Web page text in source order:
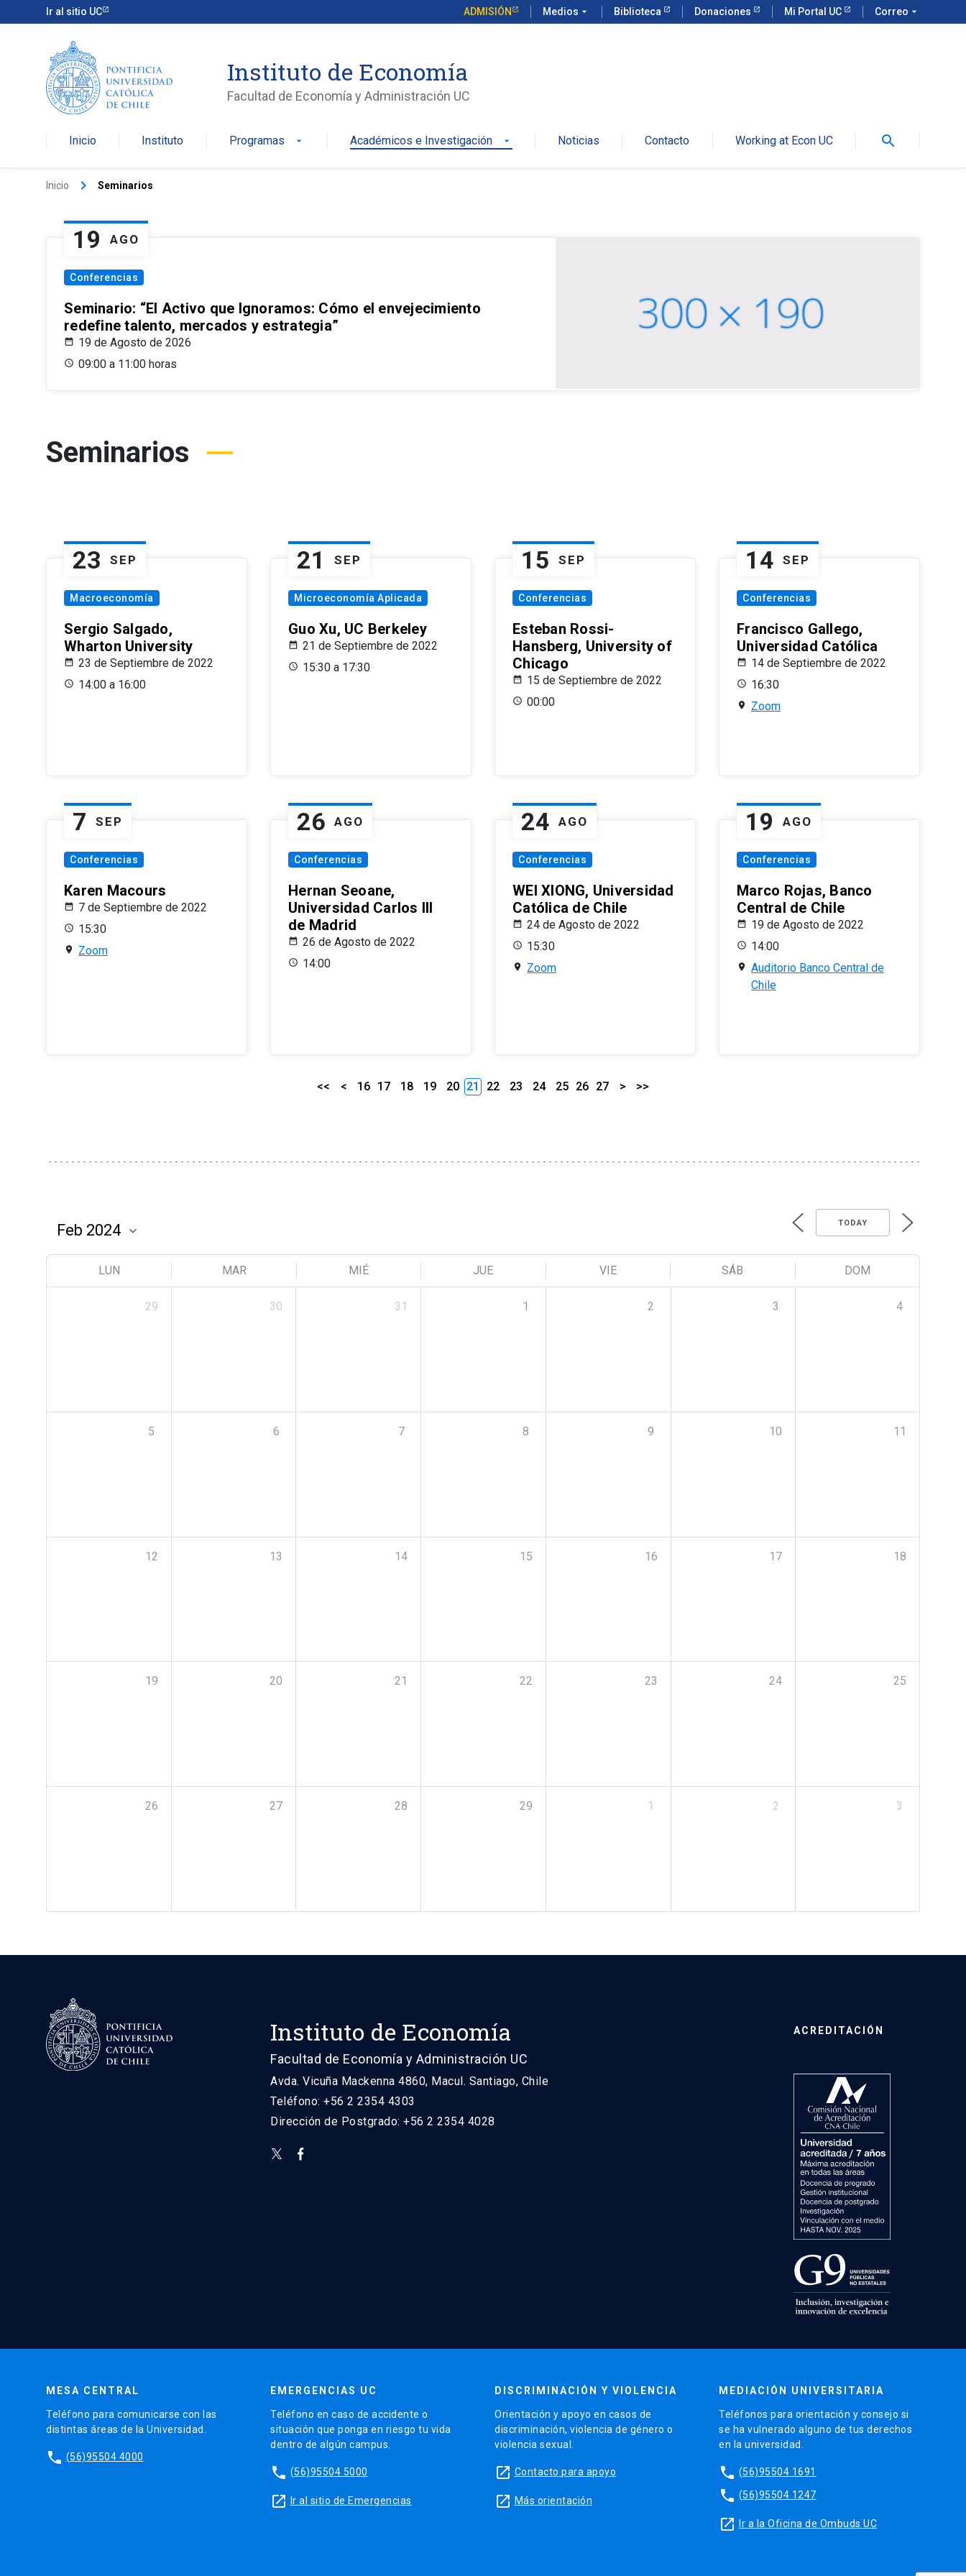
Ir al sitio UC ADMISIÓN Medios arrow_drop_down Biblioteca Donaciones Mi Portal UC Correo arrow_drop_down
Instituto de Economía
Facultad de Economía y Administración UC
Inicio Instituto Programas arrow_drop_down Académicos e Investigación arrow_drop_down Noticias Contacto Working at Econ UC search
Inicio keyboard_arrow_right Seminarios
19 AGO
Conferencias
Seminario: “El Activo que Ignoramos: Cómo el envejecimiento
redefine talento, mercados y estrategia”
19 de Agosto de 2026
09:00 a 11:00 horas
Seminarios
23 SEP
Macroeconomía
Sergio Salgado,
Wharton University
23 de Septiembre de 2022
14:00 a 16:00
21 SEP
Microeconomía Aplicada
Guo Xu, UC Berkeley
21 de Septiembre de 2022
15:30 a 17:30
15 SEP
Conferencias
Esteban Rossi-
Hansberg, University of
Chicago
15 de Septiembre de 2022
00:00
14 SEP
Conferencias
Francisco Gallego,
Universidad Católica
14 de Septiembre de 2022
16:30
Zoom
7 SEP
Conferencias
Karen Macours
7 de Septiembre de 2022
15:30
Zoom
26 AGO
Conferencias
Hernan Seoane,
Universidad Carlos III
de Madrid
26 de Agosto de 2022
14:00
24 AGO
Conferencias
WEI XIONG, Universidad
Católica de Chile
24 de Agosto de 2022
15:30
Zoom
19 AGO
Conferencias
Marco Rojas, Banco
Central de Chile
19 de Agosto de 2022
14:00
Auditorio Banco Central de
Chile
<< < 16 17 18 19 20 21 22 23 24 25 26 27 > >>
TODAY
LUN MAR MIÉ JUE VIE SÁB DOM
29 30 31 1 2 3 4
5 6 7 8 9 10 11
12 13 14 15 16 17 18
19 20 21 22 23 24 25
26 27 28 29 1 2 3
Instituto de Economía
Facultad de Economía y Administración UC
Avda. Vicuña Mackenna 4860, Macul. Santiago, Chile
Teléfono: +56 2 2354 4303
Dirección de Postgrado: +56 2 2354 4028
ACREDITACIÓN
MESA CENTRAL
Teléfono para comunicarse con las
distintas áreas de la Universidad.
phone (56)95504 4000
EMERGENCIAS UC
Teléfono en caso de accidente o
situación que ponga en riesgo tu vida
dentro de algún campus.
phone (56)95504 5000
launch Ir al sitio de Emergencias
DISCRIMINACIÓN Y VIOLENCIA
Orientación y apoyo en casos de
discriminación, violencia de género o
violencia sexual.
launch Contacto para apoyo
launch Más orientación
MEDIACIÓN UNIVERSITARIA
Teléfonos para orientación y consejo si
se ha vulnerado alguno de tus derechos
en la universidad.
phone (56)95504 1691
phone (56)95504 1247
launch Ir a la Oficina de Ombuds UC